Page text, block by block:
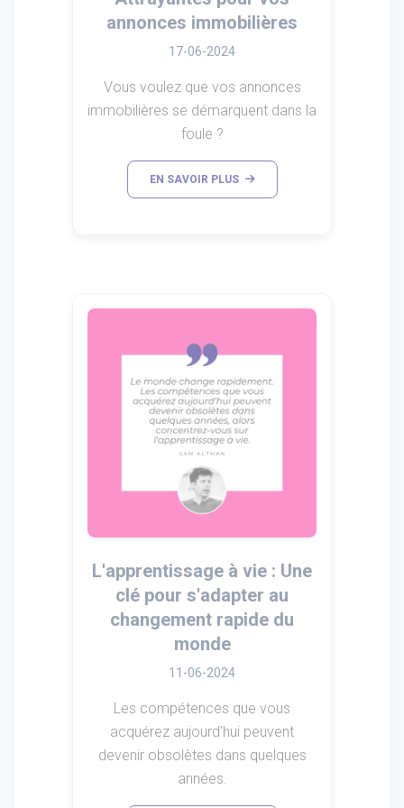
annonces immobilières
17-06-2024
Vous voulez que vos annonces
immobilières se démarquent dans la
foule ?
EN SAVOIR PLUS
L'apprentissage à vie : Une
clé pour s'adapter au
changement rapide du
monde
11-06-2024
Les compétences que vous
acquérez aujourd'hui peuvent
devenir obsolètes dans quelques
années.